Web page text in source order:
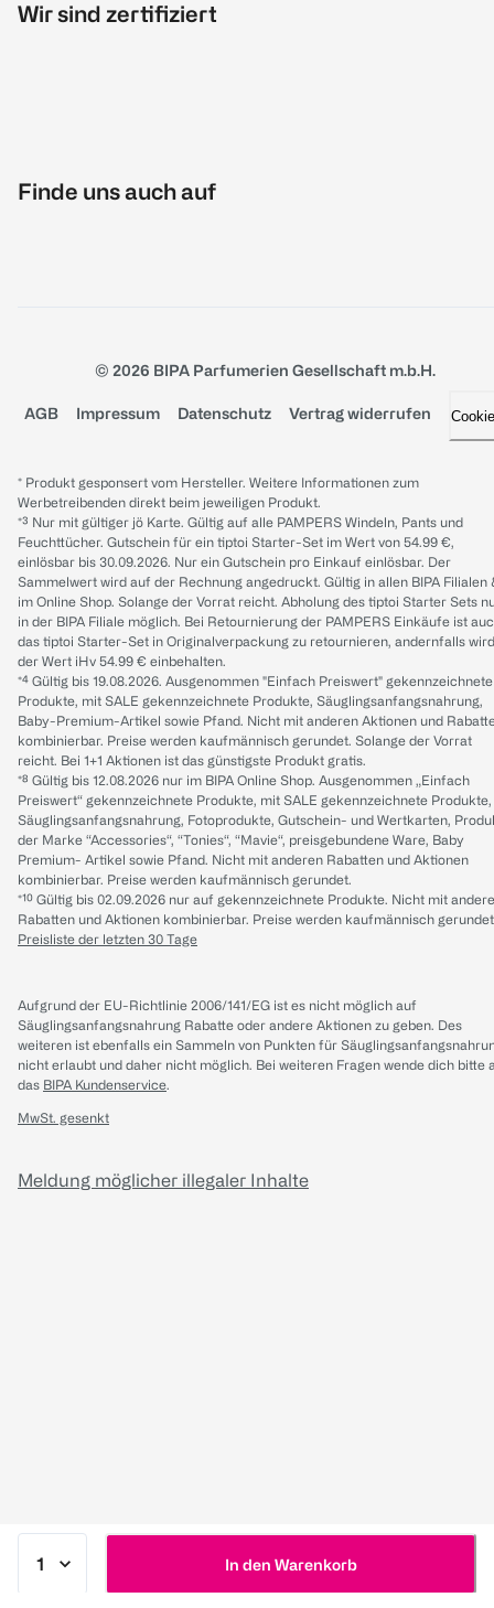
In den Warenkorb
Wir sind zertifiziert
Finde uns auch auf
© 2026 BIPA Parfumerien Gesellschaft m.b.H.
AGB Impressum Datenschutz Vertrag widerrufen
* Produkt gesponsert vom Hersteller. Weitere Informationen zum
Werbetreibenden direkt beim jeweiligen Produkt.
*³ Nur mit gültiger jö Karte. Gültig auf alle PAMPERS Windeln, Pants und
Feuchttücher. Gutschein für ein tiptoi Starter-Set im Wert von 54.99 €,
einlösbar bis 30.09.2026. Nur ein Gutschein pro Einkauf einlösbar. Der
Sammelwert wird auf der Rechnung angedruckt. Gültig in allen BIPA Filialen
im Online Shop. Solange der Vorrat reicht. Abholung des tiptoi Starter Sets
in der BIPA Filiale möglich. Bei Retournierung der PAMPERS Einkäufe ist
das tiptoi Starter-Set in Originalverpackung zu retournieren, andernfalls wird
der Wert iHv 54.99 € einbehalten.
*⁴ Gültig bis 19.08.2026. Ausgenommen "Einfach Preiswert" gekennzeichnete
Produkte, mit SALE gekennzeichnete Produkte, Säuglingsanfangsnahrung,
Baby-Premium-Artikel sowie Pfand. Nicht mit anderen Aktionen und
kombinierbar. Preise werden kaufmännisch gerundet. Solange der Vorrat
reicht. Bei 1+1 Aktionen ist das günstigste Produkt gratis.
*⁸ Gültig bis 12.08.2026 nur im BIPA Online Shop. Ausgenommen „Einfach
Preiswert“ gekennzeichnete Produkte, mit SALE gekennzeichnete Produkte,
Säuglingsanfangsnahrung, Fotoprodukte, Gutschein- und Wertkarten,
der Marke “Accessories“, “Tonies“, “Mavie“, preisgebundene Ware, Baby
Premium- Artikel sowie Pfand. Nicht mit anderen Rabatten und Aktionen
kombinierbar. Preise werden kaufmännisch gerundet.
*¹⁰ Gültig bis 02.09.2026 nur auf gekennzeichnete Produkte. Nicht mit
Rabatten und Aktionen kombinierbar. Preise werden kaufmännisch
Preisliste der letzten 30 Tage
Aufgrund der EU-Richtlinie 2006/141/EG ist es nicht möglich auf
Säuglingsanfangsnahrung Rabatte oder andere Aktionen zu geben. Des
weiteren ist ebenfalls ein Sammeln von Punkten für
nicht erlaubt und daher nicht möglich. Bei weiteren Fragen wende dich bitte
das BIPA Kundenservice.
MwSt. gesenkt
Meldung möglicher illegaler Inhalte